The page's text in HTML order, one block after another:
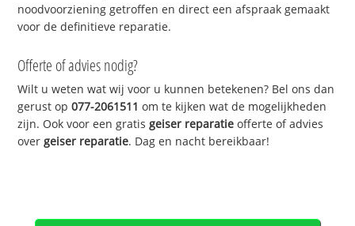
noodvoorziening getroffen en direct een afspraak gemaakt
voor de definitieve reparatie.
Offerte of advies nodig?
Wilt u weten wat wij voor u kunnen betekenen? Bel ons dan
gerust op077-2061511 om te kijken wat de mogelijkheden
zijn. Ook voor een gratisgeiser reparatie offerte of advies
overgeiser reparatie. Dag en nacht bereikbaar!